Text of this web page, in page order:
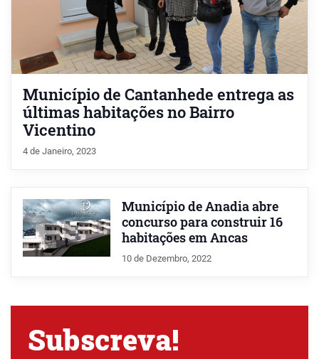
Município de Cantanhede entrega as
últimas habitações no Bairro
Vicentino
4 de Janeiro, 2023
Município de Anadia abre
concurso para construir 16
habitações em Ancas
10 de Dezembro, 2022
Subscreva!